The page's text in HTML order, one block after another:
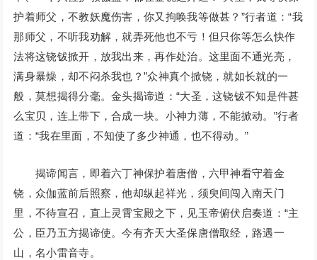
护着师父，不教妖魔伤害，你又拘唤我等做甚？”行者道：“我
那师父，不听我劝解，就弄死他也不亏！但只你等怎么快作
法将这铙钹掀开，放我出来，再作处治。这里面不通光亮，
满身暴燥，却不闷杀我也？”众神真个掀铙，就如长就的一
般，莫想揭得分毫。金头揭谛道：“大圣，这铙钹不知是件甚
么宝贝，连上带下，合成一块。小神力薄，不能掀动。”行者
道：“我在里面，不知使了多少神通，也不得动。”
揭谛闻言，即着六丁神保护着唐僧，六甲神看守着金
铙，众伽蓝前后照察，他却纵起祥光，须臾间闯入南天门
里，不待宣召，直上灵霄宝殿之下，见玉帝俯伏启奏道：“主
公，臣乃五方揭谛使。今有齐天大圣保唐僧取经，路遇一
山，名小雷音寺。